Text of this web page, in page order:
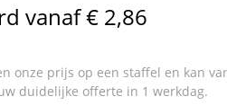
vanaf € 2,86